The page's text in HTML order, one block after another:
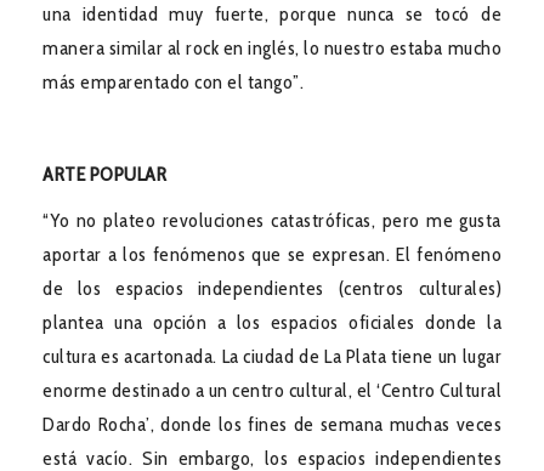
una identidad muy fuerte, porque nunca se tocó de
manera similar al rock en inglés, lo nuestro estaba mucho
más emparentado con el tango”.
ARTE POPULAR
“Yo no plateo revoluciones catastróficas, pero me gusta
aportar a los fenómenos que se expresan. El fenómeno
de los espacios independientes (centros culturales)
plantea una opción a los espacios oficiales donde la
cultura es acartonada. La ciudad de La Plata tiene un lugar
enorme destinado a un centro cultural, el ‘Centro Cultural
Dardo Rocha’, donde los fines de semana muchas veces
está vacío. Sin embargo, los espacios independientes